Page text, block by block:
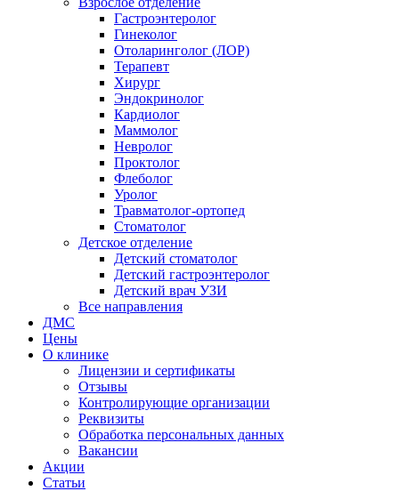
Гастроэнтеролог
Гинеколог
Отоларинголог (ЛОР)
Терапевт
Хирург
Эндокринолог
Кардиолог
Маммолог
Невролог
Проктолог
Флеболог
Уролог
Травматолог-ортопед
Стоматолог
Детское отделение
Детский стоматолог
Детский гастроэнтеролог
Детский врач УЗИ
Все направления
ДМС
Цены
О клинике
Лицензии и сертификаты
Отзывы
Контролирующие организации
Реквизиты
Обработка персональных данных
Вакансии
Акции
Статьи